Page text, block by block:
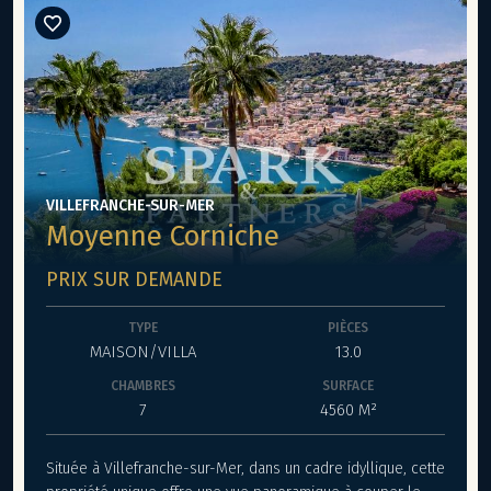
Visites à partir du mois d'octobre 2025.
VILLEFRANCHE-SUR-MER
Moyenne Corniche
PRIX SUR DEMANDE
TYPE
MAISON/VILLA
PIÈCES
13.0
CHAMBRES
7
SURFACE
4560 M²
Située à Villefranche-sur-Mer, dans un cadre idyllique, cette